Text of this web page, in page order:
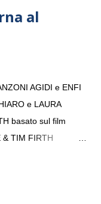
al
AGIDI e ENFI
e LAURA
basato sul film
& TIM FIRTH